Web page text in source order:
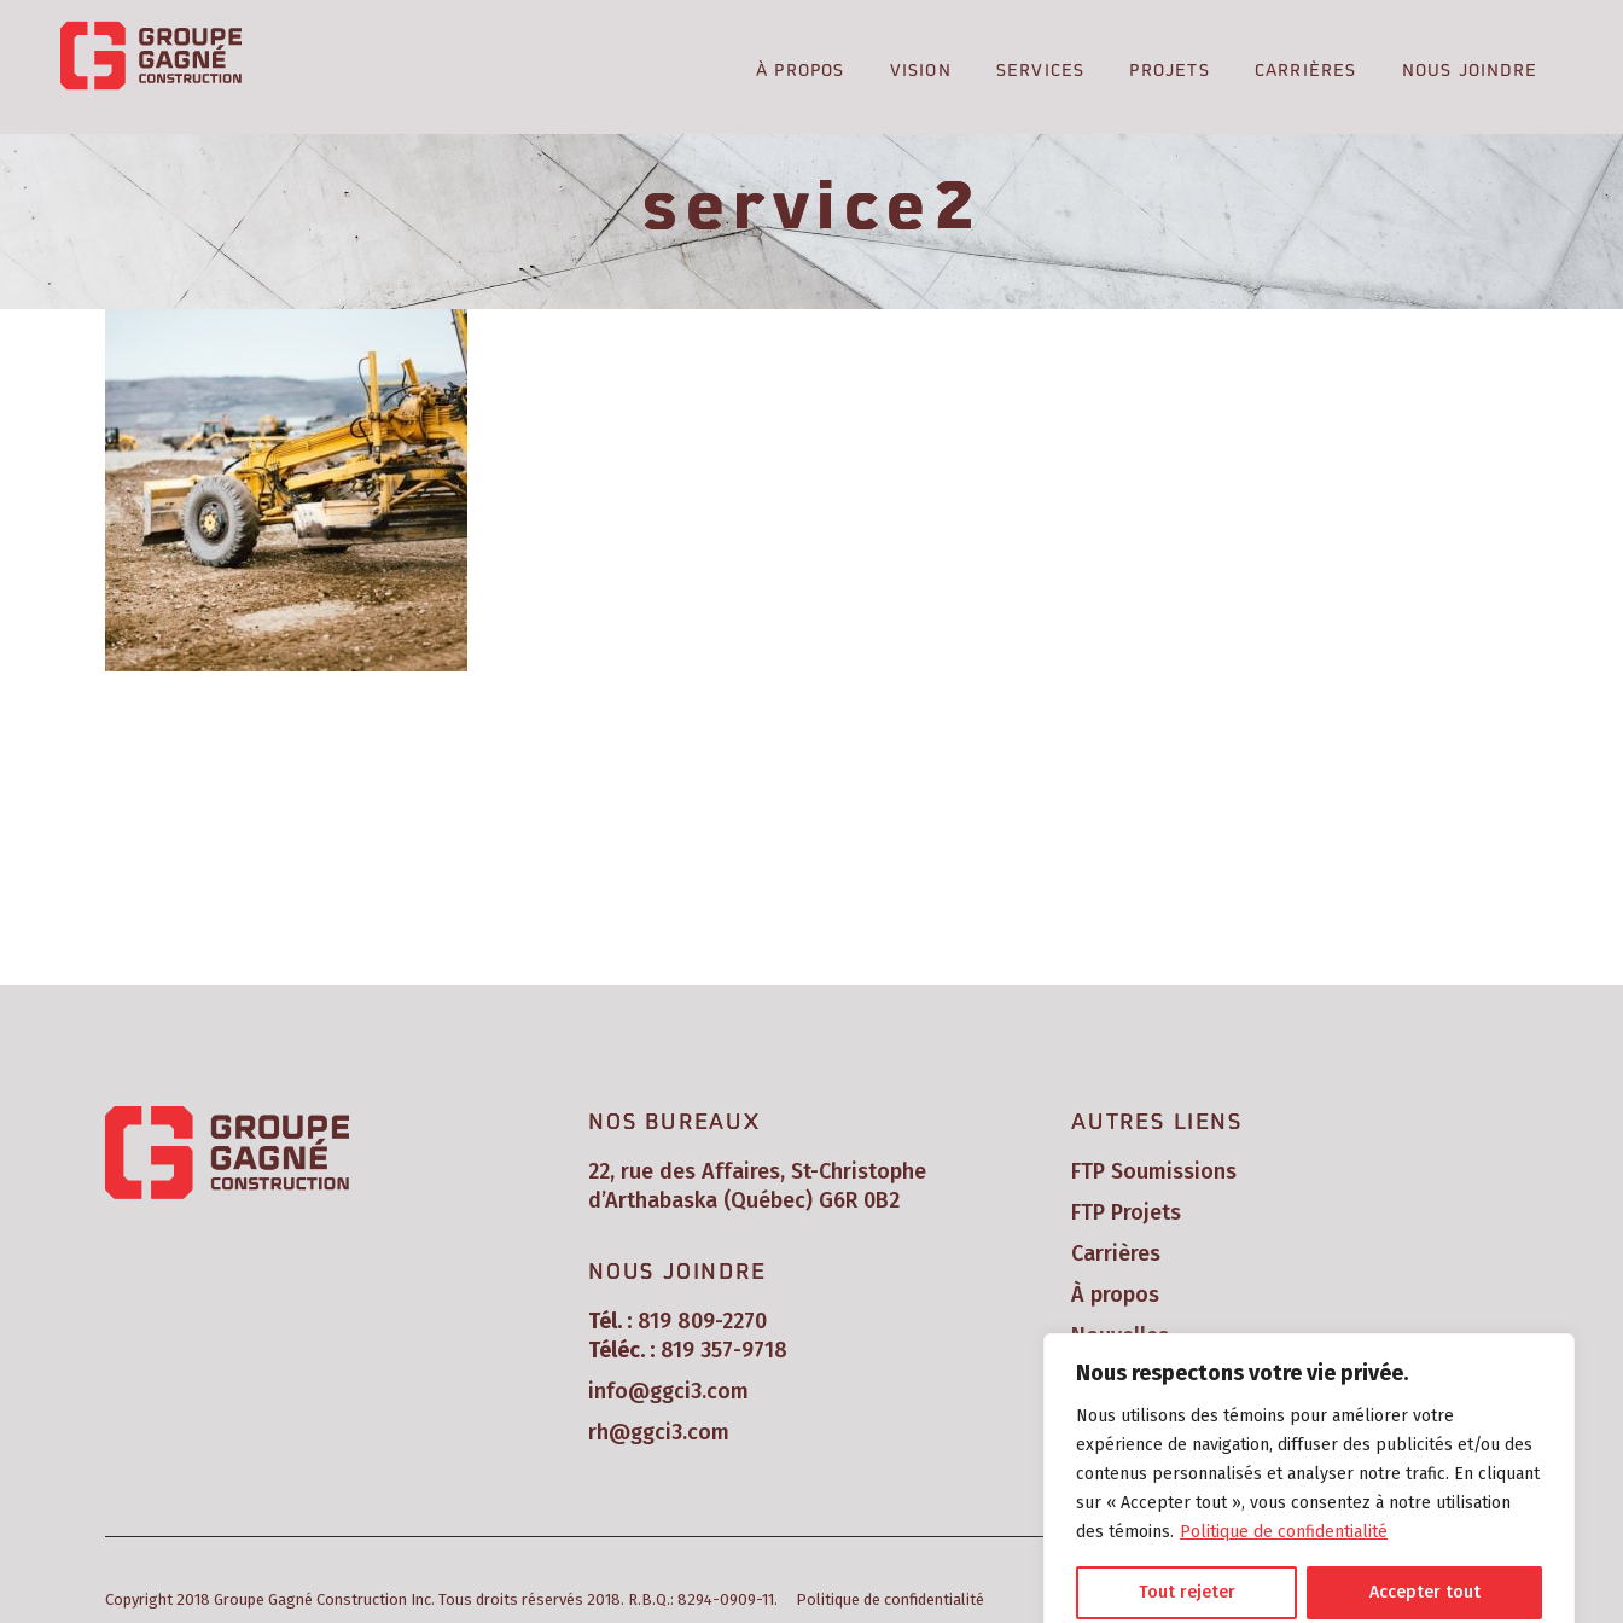
Nous respectons votre vie privée.
Nous utilisons des témoins pour améliorer votre
expérience de navigation, diffuser des publicités et/ou des
contenus personnalisés et analyser notre trafic. En cliquant
sur « Accepter tout », vous consentez à notre utilisation
des témoins. Politique de confidentialité
Tout rejeter Accepter tout
À PROPOS VISION SERVICES PROJETS CARRIÈRES NOUS JOINDRE
service2
NOS BUREAUX
22, rue des Affaires, St-Christophe
d’Arthabaska (Québec) G6R 0B2
NOUS JOINDRE
Tél. : 819 809-2270
Téléc. : 819 357-9718
info@ggci3.com
rh@ggci3.com
AUTRES LIENS
FTP Soumissions
FTP Projets
Carrières
À propos
Nouvelles
Copyright 2018 Groupe Gagné Construction Inc. Tous droits réservés 2018. R.B.Q.: 8294-0909-11. Politique de confidentialité